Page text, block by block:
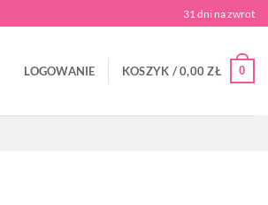
31 dni na zwrot
LOGOWANIE KOSZYK /0,00ZŁ 0